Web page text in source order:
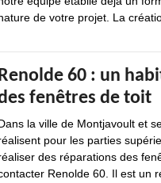
de votre projet. La
60 : un
fenêtres de toit
la ville de Montjavoult et
pour les parties
des réparations des
Renolde 60. Il est un